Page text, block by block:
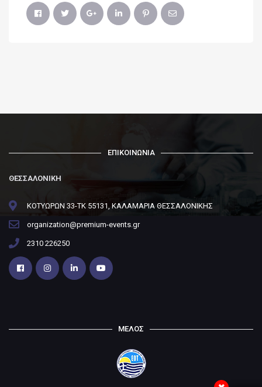
ΕΠΙΚΟΙΝΩΝΙΑ
ΘΕΣΣΑΛΟΝΙΚΗ
ΚΟΤΥΩΡΩΝ 33-ΤΚ 55131, ΚΑΛΑΜΑΡΙΑ ΘΕΣΣΑΛΟΝΙΚΗΣ
organization@premium-events.gr
2310 226250
ΜΕΛΟΣ